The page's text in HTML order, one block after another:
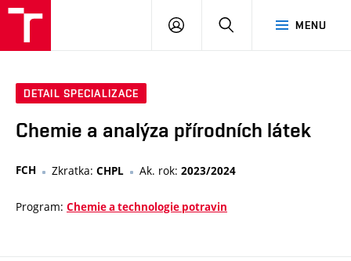
MENU
PŘIHLÁSIT
DETAIL SPECIALIZACE
Chemie a analýza přírodních látek
FCH Zkratka: CHPL Ak. rok: 2023/2024
Program: Chemie a technologie potravin